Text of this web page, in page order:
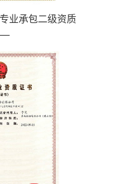
业承包二级资质